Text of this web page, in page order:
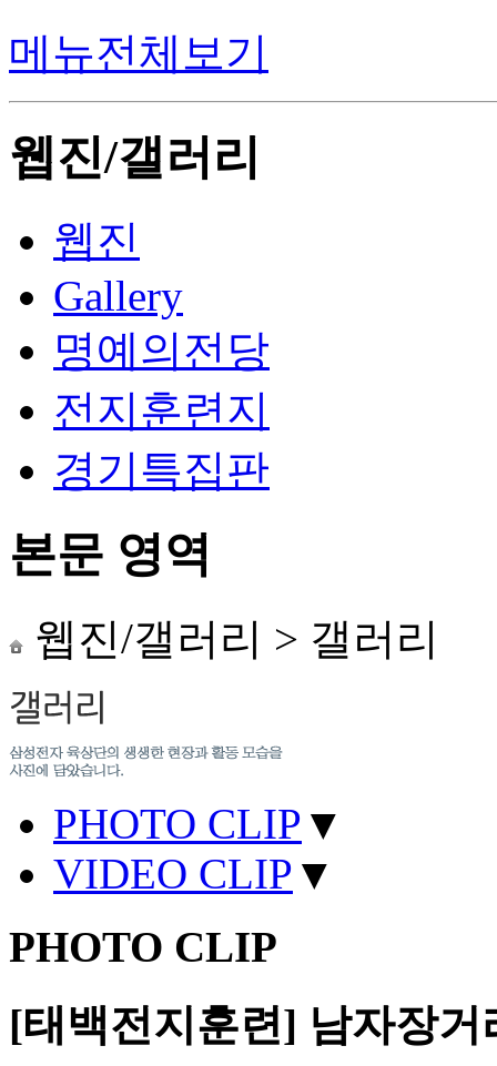
메뉴전체보기
웹진/갤러리
웹진
Gallery
명예의전당
전지훈련지
경기특집판
본문 영역
웹진/갤러리 > 갤러리
PHOTO CLIP ▼
VIDEO CLIP ▼
PHOTO CLIP
[태백전지훈련] 남자장거